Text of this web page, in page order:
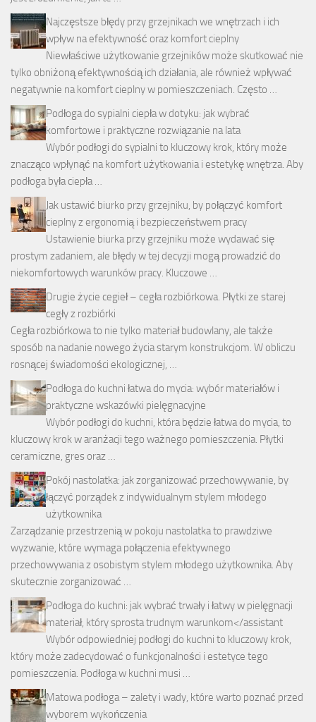
Najczęstsze błędy przy grzejnikach we wnętrzach i ich
wpływ na efektywność oraz komfort cieplny
Niewłaściwe użytkowanie grzejników może skutkować nie
tylko obniżoną efektywnością ich działania, ale również wpływać
negatywnie na komfort cieplny w pomieszczeniach. Często …
Podłoga do sypialni ciepła w dotyku: jak wybrać
komfortowe i praktyczne rozwiązanie na lata
Wybór podłogi do sypialni to kluczowy krok, który może
znacząco wpłynąć na komfort użytkowania i estetykę wnętrza. Aby
podłoga była ciepła …
Jak ustawić biurko przy grzejniku, by połączyć komfort
cieplny z ergonomią i bezpieczeństwem pracy
Ustawienie biurka przy grzejniku może wydawać się
prostym zadaniem, ale błędy w tej decyzji mogą prowadzić do
niekomfortowych warunków pracy. Kluczowe …
Drugie życie cegieł – cegła rozbiórkowa. Płytki ze starej
cegły z rozbiórki
Cegła rozbiórkowa to nie tylko materiał budowlany, ale także
sposób na nadanie nowego życia starym konstrukcjom. W obliczu
rosnącej świadomości ekologicznej, …
Podłoga do kuchni łatwa do mycia: wybór materiałów i
praktyczne wskazówki pielęgnacyjne
Wybór podłogi do kuchni, która będzie łatwa do mycia, to
kluczowy krok w aranżacji tego ważnego pomieszczenia. Płytki
ceramiczne, gres oraz …
Pokój nastolatka: jak zorganizować przechowywanie, by
łączyć porządek z indywidualnym stylem młodego
użytkownika
Zarządzanie przestrzenią w pokoju nastolatka to prawdziwe
wyzwanie, które wymaga połączenia efektywnego
przechowywania z osobistym stylem młodego użytkownika. Aby
skutecznie zorganizować …
Podłoga do kuchni: jak wybrać trwały i łatwy w pielęgnacji
materiał, który sprosta trudnym warunkom</assistant
Wybór odpowiedniej podłogi do kuchni to kluczowy krok,
który może zadecydować o funkcjonalności i estetyce tego
pomieszczenia. Podłoga w kuchni musi …
Matowa podłoga – zalety i wady, które warto poznać przed
wyborem wykończenia